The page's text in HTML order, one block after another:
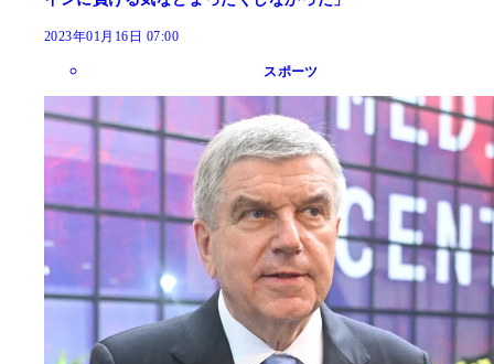
2023年01月16日 07:00
スポーツ